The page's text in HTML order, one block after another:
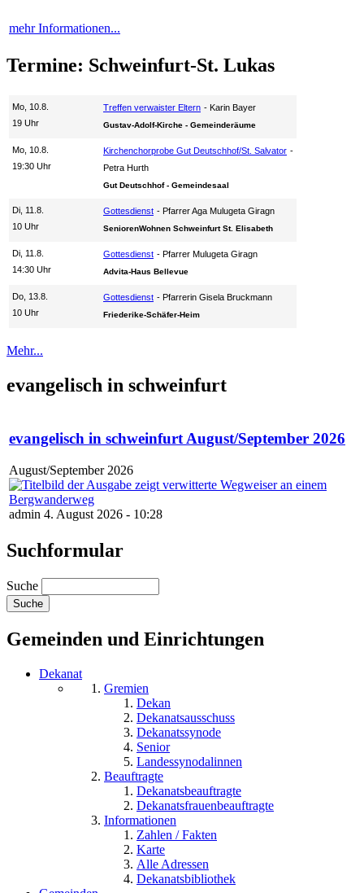
mehr Informationen...
Termine: Schweinfurt-St. Lukas
Mo, 10.8.
19 Uhr
Treffen verwaister Eltern Karin Bayer
Gustav-Adolf-Kirche - Gemeinderäume
Mo, 10.8.
19:30 Uhr
Kirchenchorprobe Gut Deutschhof/St. Salvator
Petra Hurth
Gut Deutschhof - Gemeindesaal
Di, 11.8.
10 Uhr
Gottesdienst Pfarrer Aga Mulugeta Giragn
SeniorenWohnen Schweinfurt St. Elisabeth
Di, 11.8.
14:30 Uhr
Gottesdienst Pfarrer Mulugeta Giragn
Advita-Haus Bellevue
Do, 13.8.
10 Uhr
Gottesdienst Pfarrerin Gisela Bruckmann
Friederike-Schäfer-Heim
Mehr...
evangelisch in schweinfurt
evangelisch in schweinfurt August/September 2026
August/September 2026
admin 4. August 2026 - 10:28
Suchformular
Suche
Gemeinden und Einrichtungen
Dekanat
Gremien
Dekan
Dekanatsausschuss
Dekanatssynode
Senior
Landessynodalinnen
Beauftragte
Dekanatsbeauftragte
Dekanatsfrauenbeauftragte
Informationen
Zahlen / Fakten
Karte
Alle Adressen
Dekanatsbibliothek